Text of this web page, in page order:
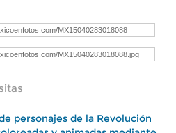
personajes de la Revolución